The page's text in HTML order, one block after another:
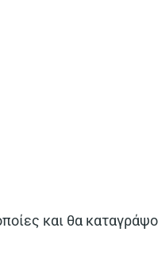
και θα